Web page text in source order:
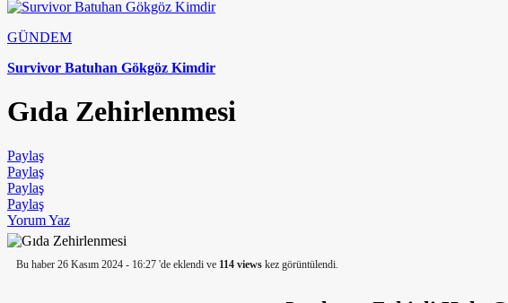
GÜNDEM
Survivor Batuhan Gökgöz Kimdir
Gıda Zehirlenmesi
Paylaş
Paylaş
Paylaş
Paylaş
Yorum Yaz
Bu haber 26 Kasım 2024 - 16:27 'de eklendi ve 114 views kez görüntülendi.